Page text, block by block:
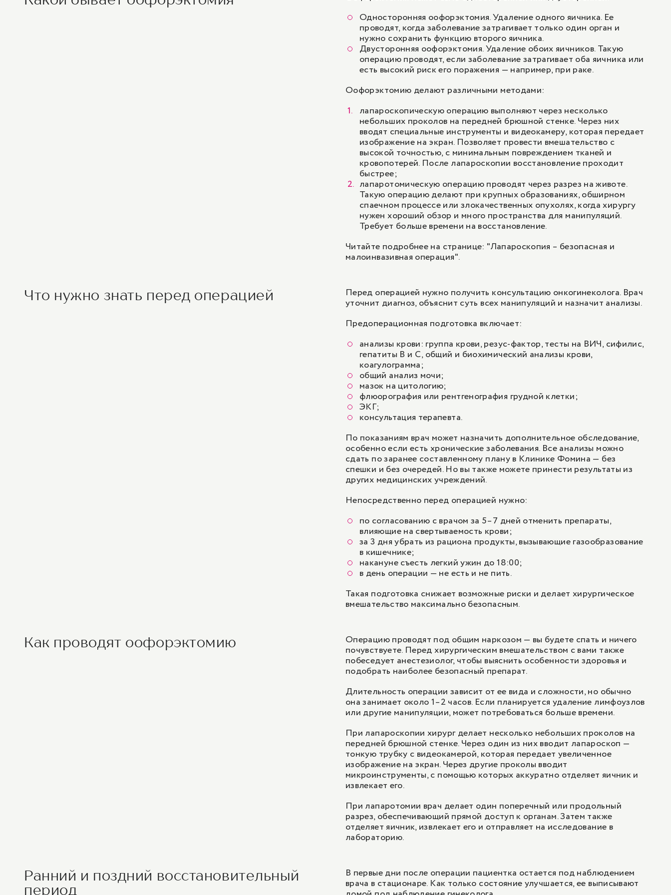
Односторонняя оофорэктомия. Удаление одного яичника. Ее
проводят, когда заболевание затрагивает только один орган и
нужно сохранить функцию второго яичника.
Двусторонняя оофорэктомия. Удаление обоих яичников. Такую
операцию проводят, если заболевание затрагивает оба яичника или
есть высокий риск его поражения — например, при раке.
Оофорэктомию делают различными методами:
лапароскопическую операцию выполняют через несколько
небольших проколов на передней брюшной стенке. Через них
вводят специальные инструменты и видеокамеру, которая передает
изображение на экран. Позволяет провести вмешательство с
высокой точностью, с минимальным повреждением тканей и
кровопотерей. После лапароскопии восстановление проходит
быстрее;
лапаротомическую операцию проводят через разрез на животе.
Такую операцию делают при крупных образованиях, обширном
спаечном процессе или злокачественных опухолях, когда хирургу
нужен хороший обзор и много пространства для манипуляций.
Требует больше времени на восстановление.
Читайте подробнее на странице: "Лапароскопия – безопасная и
малоинвазивная операция".
Что нужно знать перед операцией Перед операцией нужно получить консультацию онкогинеколога. Врач
уточнит диагноз, объяснит суть всех манипуляций и назначит анализы.
Предоперационная подготовка включает:
анализы крови: группа крови, резус-фактор, тесты на ВИЧ, сифилис,
гепатиты B и C, общий и биохимический анализы крови,
коагулограмма;
общий анализ мочи;
мазок на цитологию;
флюорография или рентгенография грудной клетки;
ЭКГ;
консультация терапевта.
По показаниям врач может назначить дополнительное обследование,
особенно если есть хронические заболевания. Все анализы можно
сдать по заранее составленному плану в Клинике Фомина — без
спешки и без очередей. Но вы также можете принести результаты из
других медицинских учреждений.
Непосредственно перед операцией нужно:
по согласованию с врачом за 5–7 дней отменить препараты,
влияющие на свертываемость крови;
за 3 дня убрать из рациона продукты, вызывающие газообразование
в кишечнике;
накануне съесть легкий ужин до 18:00;
в день операции — не есть и не пить.
Такая подготовка снижает возможные риски и делает хирургическое
вмешательство максимально безопасным.
Как проводят оофорэктомию
Операцию проводят под общим наркозом — вы будете спать и ничего
почувствуете. Перед хирургическим вмешательством с вами также
побеседует анестезиолог, чтобы выяснить особенности здоровья и
подобрать наиболее безопасный препарат.
Длительность операции зависит от ее вида и сложности, но обычно
она занимает около 1–2 часов. Если планируется удаление лимфоузлов
или другие манипуляции, может потребоваться больше времени.
При лапароскопии хирург делает несколько небольших проколов на
передней брюшной стенке. Через один из них вводит лапароскоп —
тонкую трубку с видеокамерой, которая передает увеличенное
изображение на экран. Через другие проколы вводит
микроинструменты, с помощью которых аккуратно отделяет яичник и
извлекает его.
При лапаротомии врач делает один поперечный или продольный
разрез, обеспечивающий прямой доступ к органам. Затем также
отделяет яичник, извлекает его и отправляет на исследование в
лабораторию.
Ранний и поздний восстановительный
период
В первые дни после операции пациентка остается под наблюдением
врача в стационаре. Как только состояние улучшается, ее выписывают